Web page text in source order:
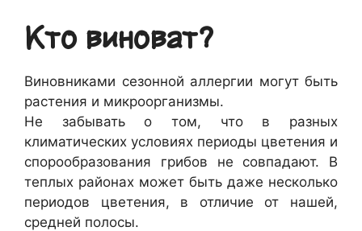
Кто виноват?
Виновниками сезонной аллергии могут быть
растения и микроорганизмы.
Не забывать о том, что в разных
климатических условиях периоды цветения и
спорообразования грибов не совпадают. В
теплых районах может быть даже несколько
периодов цветения, в отличие от нашей,
средней полосы.